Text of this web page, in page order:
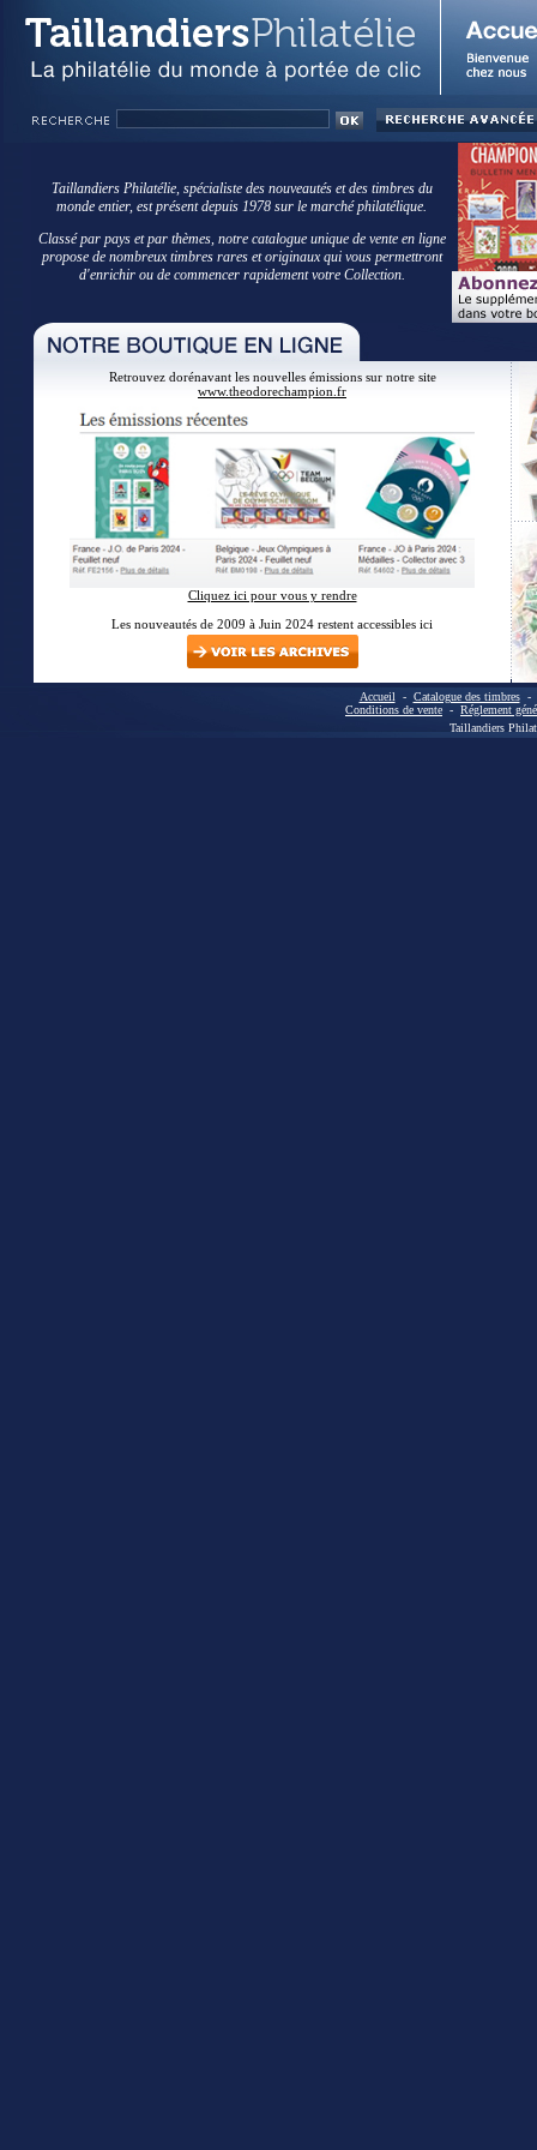
Taillandiers Philatélie, spécialiste des nouveautés et des timbres du
monde entier, est présent depuis 1978 sur le marché philatélique.
Classé par pays et par thèmes, notre catalogue unique de vente en ligne
propose de nombreux timbres rares et originaux qui vous permettront
d'enrichir ou de commencer rapidement votre Collection.
Retrouvez dorénavant les nouvelles émissions sur notre site
www.theodorechampion.fr
Cliquez ici pour vous y rendre
Les nouveautés de 2009 à Juin 2024 restent accessibles ici
Accueil - Catalogue des timbres-
Conditions de vente - Réglement
Taillandiers